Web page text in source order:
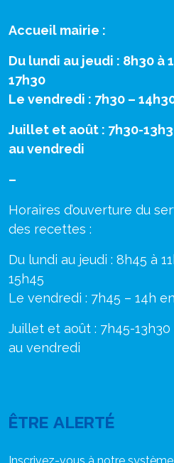
Accueil mairie :
Du lundi au jeudi : 8h30 à
17h30
Le vendredi : 7h30 –
Juillet et août : 7h30-
au vendredi
–
Horaires d’ouverture du
des recettes :
Du lundi au jeudi : 8h45 à
15h45
Le vendredi : 7h45 – 14h
Juillet et août : 7h45-
au vendredi
ÊTRE ALERTÉ